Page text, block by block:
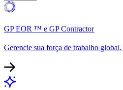
GP EOR ™ e GP Contractor​​
Gerencie sua força de trabalho global.​​